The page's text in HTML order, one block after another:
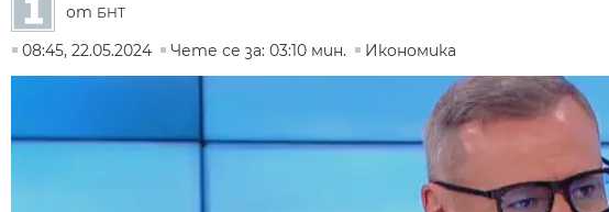
от БНТ
08:45, 22.05.2024
Чете се за: 03:10 мин. Икономика